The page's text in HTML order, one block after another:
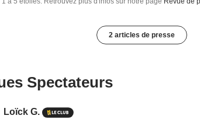
2 articles de presse
Spectateurs
Loïck G.